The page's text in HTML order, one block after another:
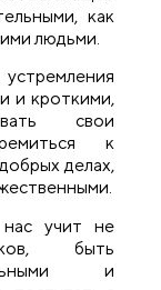
как
людьми.
и кроткими,
свои
к
делах,
учит не
быть
и